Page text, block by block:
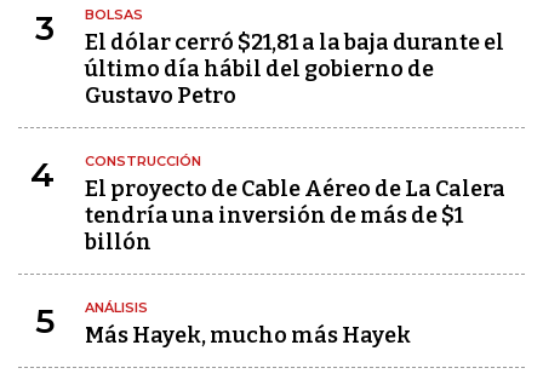
3 BOLSAS
El dólar cerró $21,81 a la baja durante el
último día hábil del gobierno de
Gustavo Petro
4 CONSTRUCCIÓN
El proyecto de Cable Aéreo de La Calera
tendría una inversión de más de $1
billón
5 ANÁLISIS
Más Hayek, mucho más Hayek